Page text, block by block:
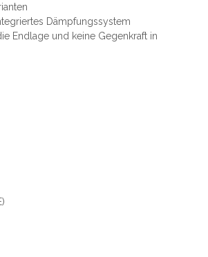
Dämpfungssystem
Endlage und keine Gegenkraft in